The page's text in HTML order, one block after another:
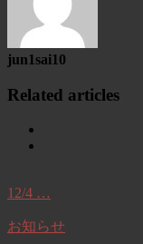
jun1sai10
Related articles
12/4 …
お知らせ